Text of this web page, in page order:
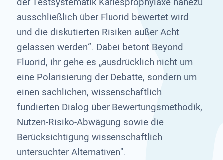
ausschließlich über Fluorid bewertet wird
und die diskutierten Risiken außer Acht
gelassen werden“. Dabei betont Beyond
Fluorid, ihr gehe es „ausdrücklich nicht um
eine Polarisierung der Debatte, sondern um
einen sachlichen, wissenschaftlich
fundierten Dialog über Bewertungsmethodik,
Nutzen-Risiko-Abwägung sowie die
Berücksichtigung wissenschaftlich
untersuchter Alternativen".